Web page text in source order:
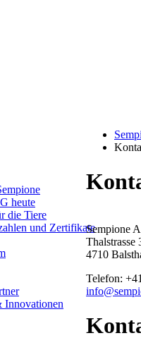
heute
die Tiere
und Zertifikate
Innovationen
Sempione
Thalstrasse
4710
Telefon: